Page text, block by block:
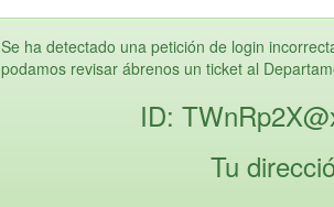
Se ha detectado una petición de login
podamos revisar ábrenos un ticket al
ID:
Tu